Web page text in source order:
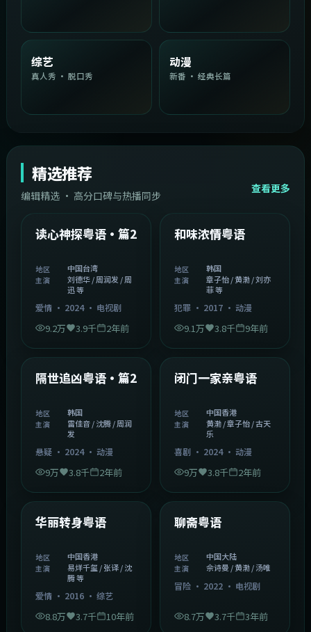
综艺
真人秀 · 脱口秀
动漫
新番 · 经典长篇
精选推荐
编辑精选 · 高分口碑与热播同步
查看更多
精选
中国台湾 1:54:36
读心神探粤语·篇2
地区 中国台湾
主演
刘德华 / 周润发 / 周
迅 等
爱情· 2024· 电视剧
9.2万 3.9千 2年前
精选
2:08:51
和味浓情粤语
地区 韩国
主演
章子怡 / 黄渤 / 刘亦
菲 等
犯罪· 2017· 动漫
9.1万 3.8千 9年前
精选
隔世追凶粤语·篇2
地区 韩国
主演
雷佳音 / 沈腾 / 周润
发
悬疑· 2024· 动漫
9万 3.8千 2年前
精选
闭门一家亲粤语
地区 中国香港
主演
黄渤 / 章子怡 / 古天
乐
喜剧· 2024· 动漫
9万 3.8千 2年前
精选
华丽转身粤语
地区 中国香港
主演
易烊千玺 / 张译 / 沈
腾 等
爱情· 2016· 综艺
8.8万 3.7千 10年前
精选
聊斋粤语
地区 中国大陆
主演 佘诗曼 / 黄渤 / 汤唯
冒险· 2022· 电视剧
8.7万 3.7千 3年前